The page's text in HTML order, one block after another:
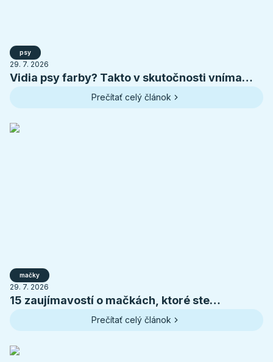
psy
29. 7. 2026
Vidia psy farby? Takto v skutočnosti vníma
Prečítať celý článok
mačky
29. 7. 2026
15 zaujímavostí o mačkách, ktoré ste
pravdepodobne nevedeli
Prečítať celý článok